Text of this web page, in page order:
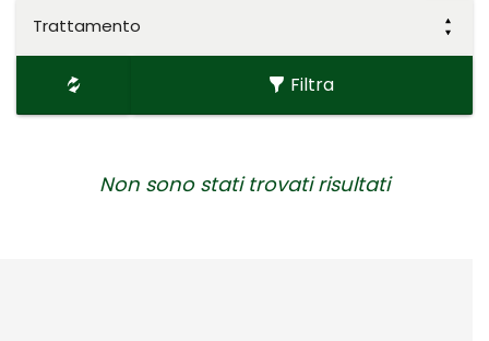
Trattamento
Filtra
Non sono stati trovati risultati